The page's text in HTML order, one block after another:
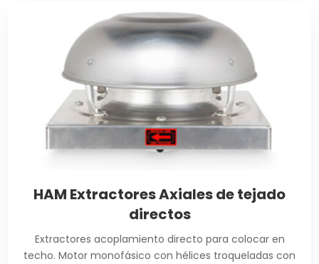
HAM Extractores Axiales de tejado
directos
Extractores acoplamiento directo para colocar en
techo. Motor monofásico con hélices troqueladas con